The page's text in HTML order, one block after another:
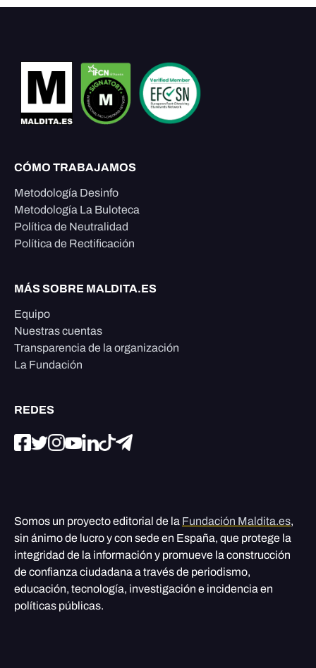
CÓMO TRABAJAMOS
Metodología Desinfo
Metodología La Buloteca
Política de Neutralidad
Política de Rectificación
MÁS SOBRE MALDITA.ES
Equipo
Nuestras cuentas
Transparencia de la organización
La Fundación
REDES
Somos un proyecto editorial de la Fundación Maldita.es,
sin ánimo de lucro y con sede en España, que protege la
integridad de la información y promueve la construcción
de confianza ciudadana a través de periodismo,
educación, tecnología, investigación e incidencia en
políticas públicas.